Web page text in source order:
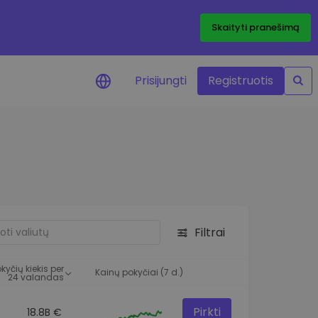
Skaityti pranešimą
Prisijungti Registruotis
Filtrai
kiekis per
24 valandas Kainų pokyčiai (7 d.)
18.8B € Pirkti